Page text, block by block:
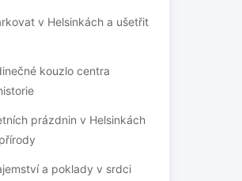
v Helsinkách a ušetřit
kouzlo centra
prázdnin v Helsinkách
a poklady v srdci